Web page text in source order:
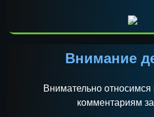
Внимание
Внимательно
комментариям